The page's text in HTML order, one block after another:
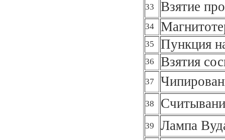
33 Взятие
34
35 Пункция
36 Взятия
37
38
39 Лампа